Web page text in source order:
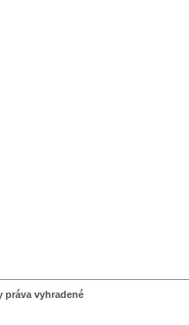
práva vyhradené